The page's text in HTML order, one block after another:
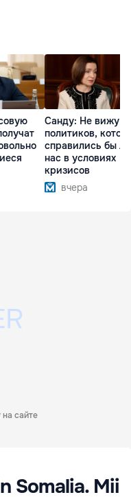
Санду: Не вижу
политиков,
справились бы
нас в условиях
кризисов
вчера
на сайте
Somalia. Mii